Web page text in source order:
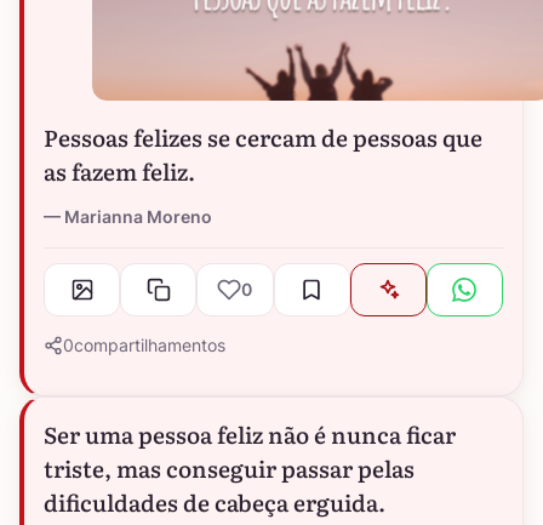
Pessoas felizes se cercam de pessoas que
as fazem feliz.
Marianna Moreno
0
0compartilhamentos
Ser uma pessoa feliz não é nunca ficar
triste, mas conseguir passar pelas
dificuldades de cabeça erguida.